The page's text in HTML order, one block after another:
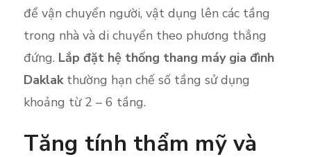
để vận chuyển người, vật dụng lên các tầng
trong nhà và di chuyển theo phương thẳng
đứng. Lắp đặt hệ thống thang máy gia đình
Daklak thường hạn chế số tầng sử dụng
khoảng từ 2 – 6 tầng.
Tăng tính thẩm mỹ và